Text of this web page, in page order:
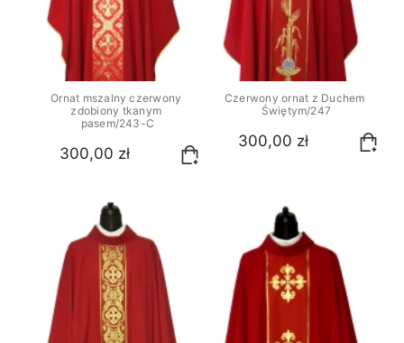
Ornat mszalny czerwony
zdobiony tkanym
pasem/243-C
300,00 zł
Czerwony ornat z Duchem
Świętym/247
300,00 zł